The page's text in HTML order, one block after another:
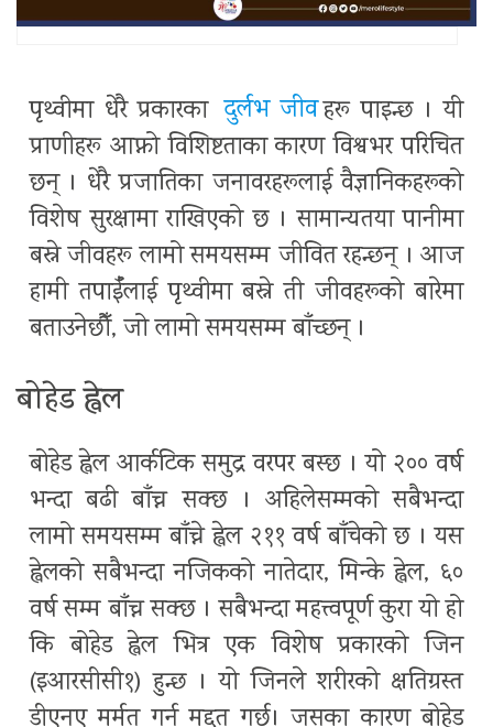
पृथ्वीमा धेरै प्रकारका दुर्लभ जीवहरू पाइन्छ । यी
प्राणीहरू आफ्नो विशिष्टताका कारण विश्वभर परिचित
छन् । धेरै प्रजातिका जनावरहरूलाई वैज्ञानिकहरूको
विशेष सुरक्षामा राखिएको छ । सामान्यतया पानीमा
बस्ने जीवहरू लामो समयसम्म जीवित रहन्छन् । आज
हामी तपाईँलाई पृथ्वीमा बस्ने ती जीवहरूको बारेमा
बताउनेछौँ, जो लामो समयसम्म बाँच्छन् ।
बोहेड ह्वेल
बोहेड ह्वेल आर्कटिक समुद्र वरपर बस्छ । यो २०० वर्ष
भन्दा बढी बाँच्न सक्छ । अहिलेसम्मको सबैभन्दा
लामो समयसम्म बाँच्ने ह्वेल २११ वर्ष बाँचेको छ । यस
ह्वेलको सबैभन्दा नजिकको नातेदार, मिन्के ह्वेल, ६०
वर्ष सम्म बाँच्न सक्छ । सबैभन्दा महत्त्वपूर्ण कुरा यो हो
कि बोहेड ह्वेल भित्र एक विशेष प्रकारको जिन
(इआरसीसी१) हुन्छ । यो जिनले शरीरको क्षतिग्रस्त
डीएनए मर्मत गर्न मद्दत गर्छ। जसका कारण बोहेड